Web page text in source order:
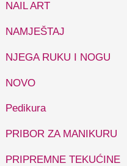
NAIL ART
NAMJEŠTAJ
NJEGA RUKU I NOGU
NOVO
Pedikura
PRIBOR ZA MANIKURU
PRIPREMNE TEKUĆINE